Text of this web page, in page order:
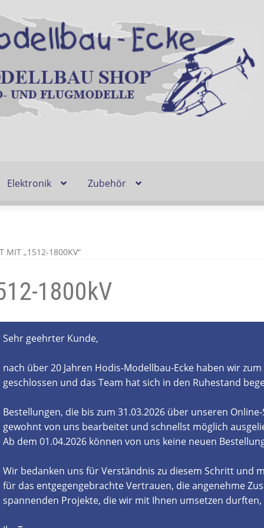
Elektronik Zubehör
Lieferzeit & Verfügbarkeit
und Elektronikgeräte Verordnung
MIT „1512-1800KV“
1800kV
Sehr geehrter Kunde,
nach über 20 Jahren Hodis-Modellbau-Ecke haben wir
geschlossen und das Team hat sich in den Ruhestand
Bestellungen, die bis zum 31.03.2026 über unseren
gewohnt von uns bearbeitet und schnellst möglich
Ab dem 01.04.2026 können von uns keine neuen
Wir bedanken uns für Verständnis zu diesem Schritt und
für das entgegengebrachte Vertrauen, die angenehme
spannenden Projekte, die wir mit Ihnen umsetzen